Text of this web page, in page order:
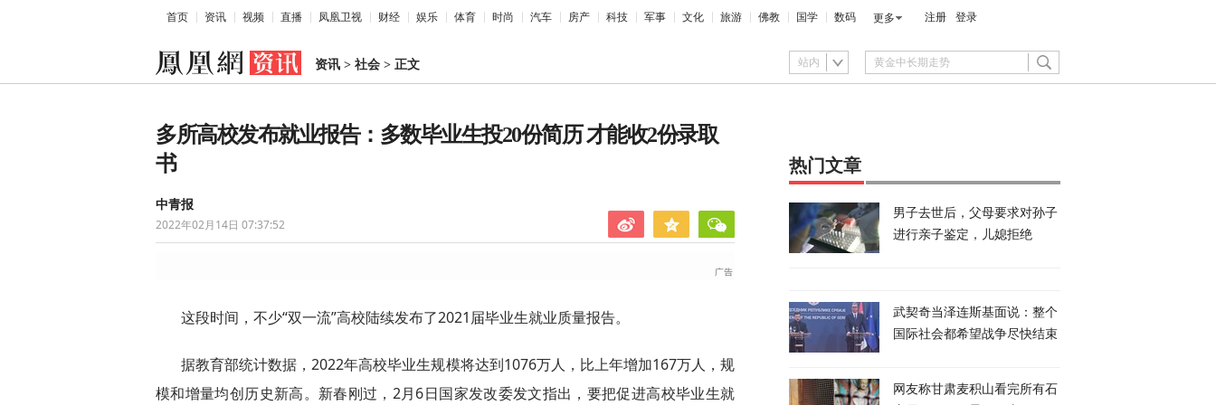
首页 资讯 视频 直播 凤凰卫视 财经 娱乐 体育 时尚 汽车 房产 科技 军事 文化 旅游 佛教 国学 数码 更多 注册 登录
资讯 > 社会 > 正文 站内
多所高校发布就业报告：多数毕业生投20份简历 才能收2份录取
书
中青报
2022年02月14日 07:37:52
这段时间，不少“双一流”高校陆续发布了2021届毕业生就业质量报告。
据教育部统计数据，2022年高校毕业生规模将达到1076万人，比上年增加167万人，规
模和增量均创历史新高。新春刚过，2月6日国家发改委发文指出，要把促进高校毕业生就
热门文章
男子去世后，父母要求对孙子
进行亲子鉴定，儿媳拒绝
武契奇当泽连斯基面说：整个
国际社会都希望战争尽快结束
网友称甘肃麦积山看完所有石